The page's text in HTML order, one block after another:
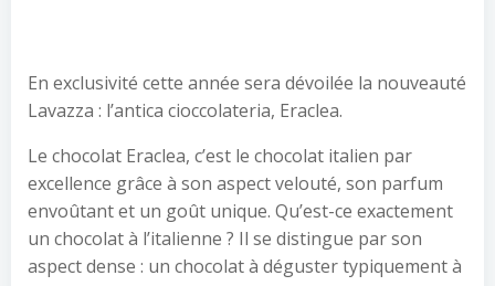
En exclusivité cette année sera dévoilée la nouveauté
Lavazza : l’antica cioccolateria, Eraclea.
Le chocolat Eraclea, c’est le chocolat italien par
excellence grâce à son aspect velouté, son parfum
envoûtant et un goût unique. Qu’est-ce exactement
un chocolat à l’italienne ? Il se distingue par son
aspect dense : un chocolat à déguster typiquement à